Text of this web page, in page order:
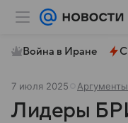
Война в Иране
7 июля 2025
Лидеры